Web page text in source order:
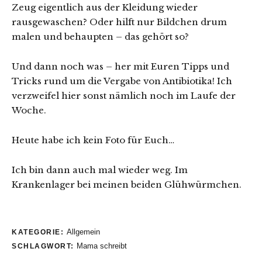
Zeug eigentlich aus der Kleidung wieder
rausgewaschen? Oder hilft nur Bildchen drum
malen und behaupten – das gehört so?
Und dann noch was – her mit Euren Tipps und
Tricks rund um die Vergabe von Antibiotika! Ich
verzweifel hier sonst nämlich noch im Laufe der
Woche.
Heute habe ich kein Foto für Euch…
Ich bin dann auch mal wieder weg. Im
Krankenlager bei meinen beiden Glühwürmchen.
KATEGORIE: Allgemein
SCHLAGWORT: Mama schreibt